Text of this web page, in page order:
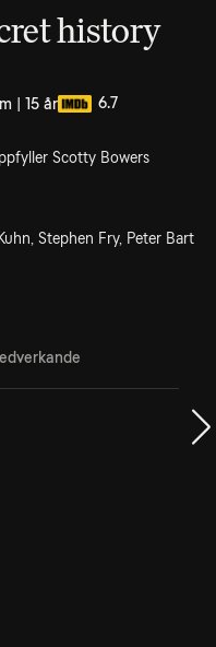
history
| 15 år 6.7
Scotty Bowers
Stephen Fry, Peter Bart